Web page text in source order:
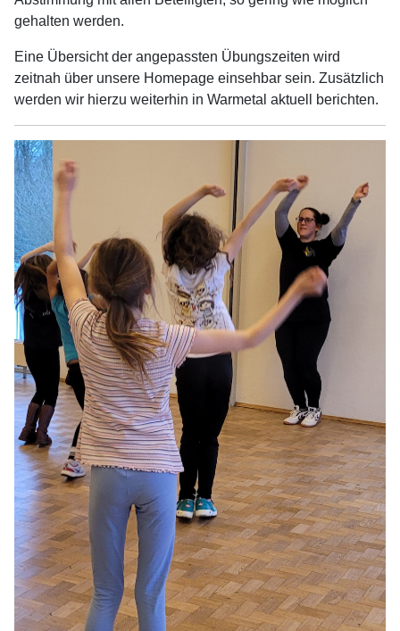
gehalten werden.
Eine Übersicht der angepassten Übungszeiten wird
zeitnah über unsere Homepage einsehbar sein. Zusätzlich
werden wir hierzu weiterhin in Warmetal aktuell berichten.